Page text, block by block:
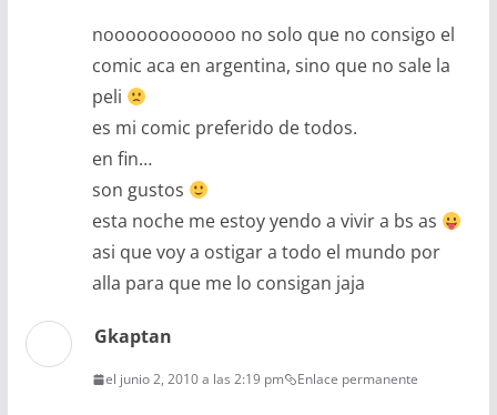
noooooooooooo no solo que no consigo el
comic aca en argentina, sino que no sale la
peli
es mi comic preferido de todos.
en fin…
son gustos
esta noche me estoy yendo a vivir a bs as
asi que voy a ostigar a todo el mundo por
alla para que me lo consigan jaja
Gkaptan
el junio 2, 2010 a las 2:19 pm Enlace permanente